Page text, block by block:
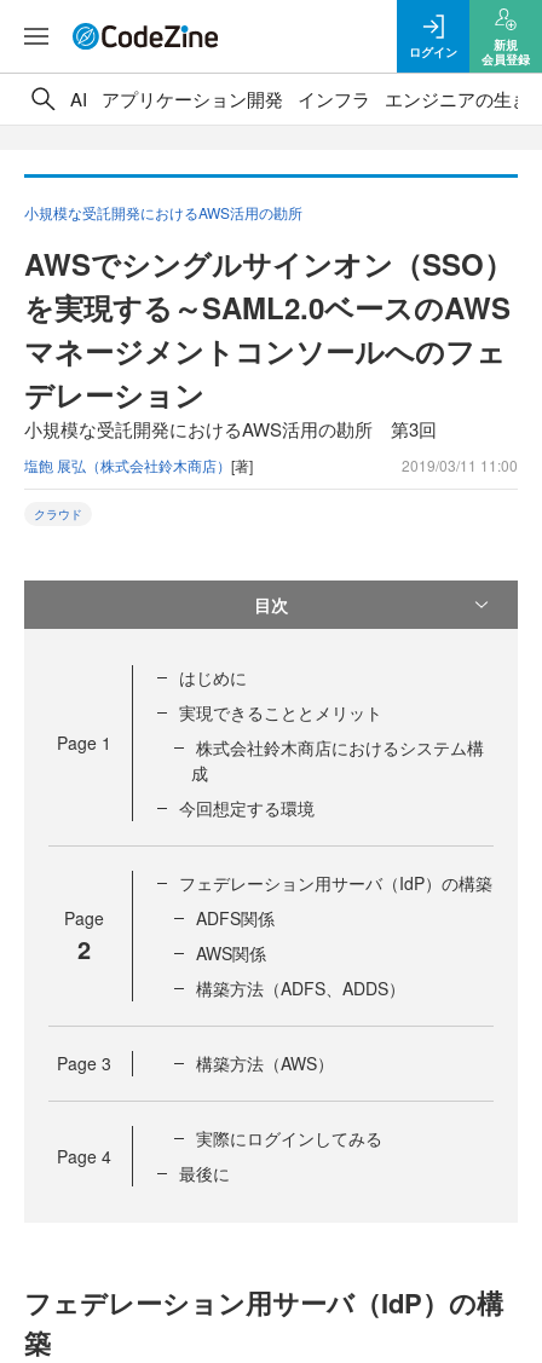
ログイン
新規
会員登録
AI アプリケーション開発 インフラ エンジニアの生き
小規模な受託開発におけるAWS活用の勘所
AWSでシングルサインオン（SSO）
を実現する～SAML2.0ベースのAWS
マネージメントコンソールへのフェ
デレーション
小規模な受託開発におけるAWS活用の勘所 第3回
塩飽 展弘（株式会社鈴木商店） [著] 2019/03/11 11:00
クラウド
目次
Page 1
はじめに
実現できることとメリット
株式会社鈴木商店におけるシステム構
成
今回想定する環境
Page
2
フェデレーション用サーバ（IdP）の構築
ADFS関係
AWS関係
構築方法（ADFS、ADDS）
Page 3 構築方法（AWS）
Page 4
実際にログインしてみる
最後に
フェデレーション用サーバ（IdP）の構
築